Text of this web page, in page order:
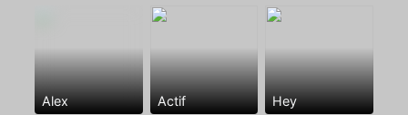
Alex Actif Hey